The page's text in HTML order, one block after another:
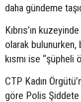
daha gündeme
Kıbrıs’ın
olarak bulunurken,
kısmı ise “şüpheli
CTP Kadın
göre Polis Şiddete